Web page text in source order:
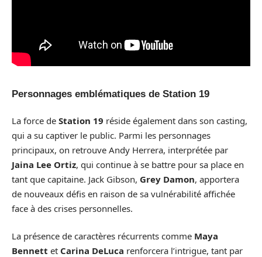
Personnages emblématiques de Station 19
La force de Station 19 réside également dans son casting,
qui a su captiver le public. Parmi les personnages
principaux, on retrouve Andy Herrera, interprétée par
Jaina Lee Ortiz, qui continue à se battre pour sa place en
tant que capitaine. Jack Gibson, Grey Damon, apportera
de nouveaux défis en raison de sa vulnérabilité affichée
face à des crises personnelles.
La présence de caractères récurrents comme Maya
Bennett et Carina DeLuca renforcera l’intrigue, tant par